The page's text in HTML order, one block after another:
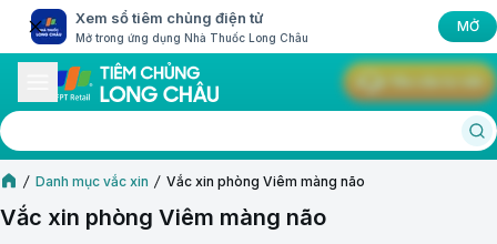
Xem sổ tiêm chủng điện tử
Mở trong ứng dụng Nhà Thuốc Long Châu
MỞ
Danh mục vắc xin Vắc xin phòng Viêm màng não
Vắc xin phòng Viêm màng não